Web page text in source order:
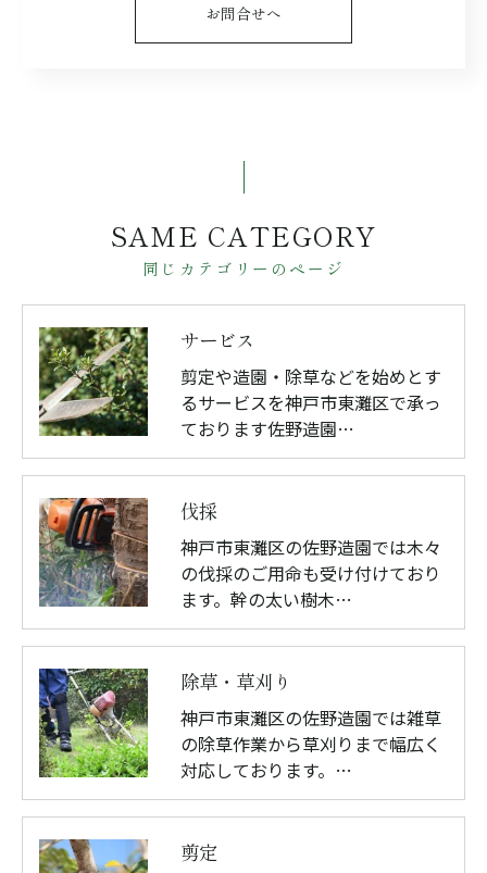
お問合せへ
同じカテゴリーのページ
SAME CATEGORY
サービス
剪定や造園・除草などを始めとす
るサービスを神戸市東灘区で承っ
ております佐野造園…
伐採
神戸市東灘区の佐野造園では木々
の伐採のご用命も受け付けており
ます。幹の太い樹木…
除草・草刈り
神戸市東灘区の佐野造園では雑草
の除草作業から草刈りまで幅広く
対応しております。…
剪定